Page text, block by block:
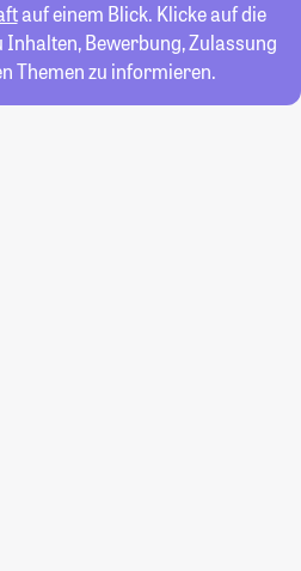
auf einem Blick. Klicke auf die
Inhalten, Bewerbung, Zulassung
Themen zu informieren.